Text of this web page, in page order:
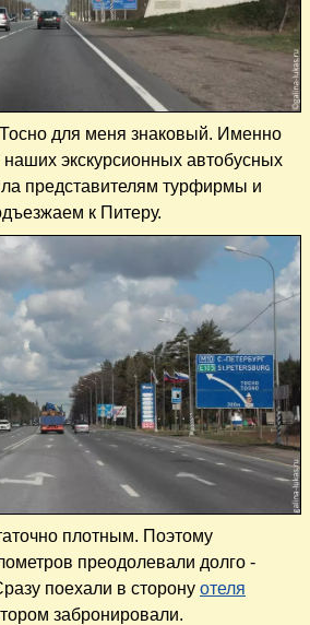
Тосно для меня знаковый. Именно
экскурсионных автобусных
представителям турфирмы и
к Питеру.
плотным. Поэтому
преодолевали долго -
поехали в сторону отеля
забронировали.